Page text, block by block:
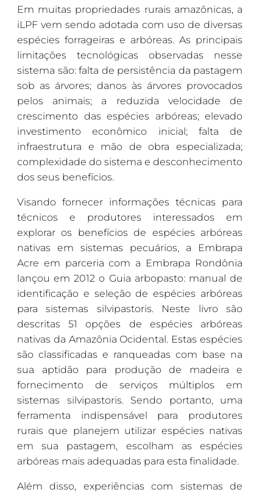
Em muitas propriedades rurais amazônicas, a
iLPF vem sendo adotada com uso de diversas
espécies forrageiras e arbóreas. As principais
limitações tecnológicas observadas nesse
sistema são: falta de persistência da pastagem
sob as árvores; danos às árvores provocados
pelos animais; a reduzida velocidade de
crescimento das espécies arbóreas; elevado
investimento econômico inicial; falta de
infraestrutura e mão de obra especializada;
complexidade do sistema e desconhecimento
dos seus benefícios.
Visando fornecer informações técnicas para
técnicos e produtores interessados em
explorar os benefícios de espécies arbóreas
nativas em sistemas pecuários, a Embrapa
Acre em parceria com a Embrapa Rondônia
lançou em 2012 o Guia arbopasto: manual de
identificação e seleção de espécies arbóreas
para sistemas silvipastoris. Neste livro são
descritas 51 opções de espécies arbóreas
nativas da Amazônia Ocidental. Estas espécies
são classificadas e ranqueadas com base na
sua aptidão para produção de madeira e
fornecimento de serviços múltiplos em
sistemas silvipastoris. Sendo portanto, uma
ferramenta indispensável para produtores
rurais que planejem utilizar espécies nativas
em sua pastagem, escolham as espécies
arbóreas mais adequadas para esta finalidade.
Além disso, experiências com sistemas de